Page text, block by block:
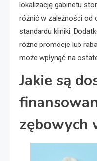
lokalizację gabinetu
różnić w zależności od
standardu kliniki.
różne promocje lub
może wpłynąć na
Jakie są
zębowych